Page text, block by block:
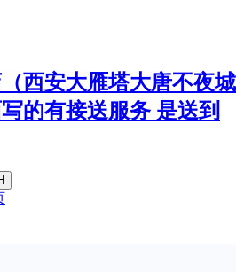
西安大雁塔大唐不夜城
的有接送服务 是送到